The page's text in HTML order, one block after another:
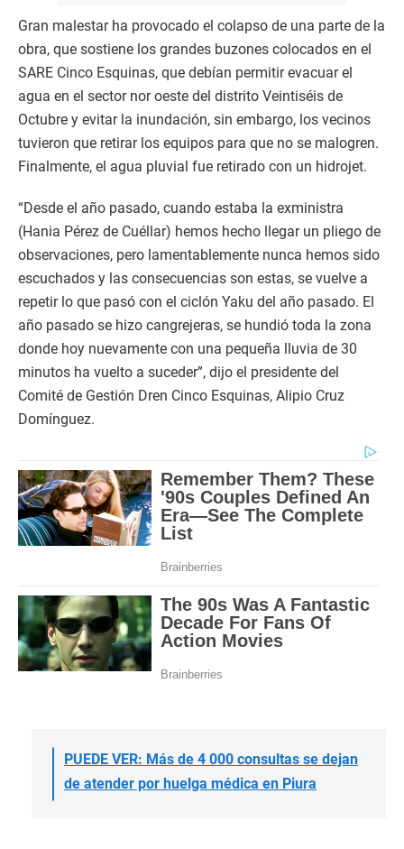
Gran malestar ha provocado el colapso de una parte de la
obra, que sostiene los grandes buzones colocados en el
SARE Cinco Esquinas, que debían permitir evacuar el
agua en el sector nor oeste del distrito Veintiséis de
Octubre y evitar la inundación, sin embargo, los vecinos
tuvieron que retirar los equipos para que no se malogren.
Finalmente, el agua pluvial fue retirado con un hidrojet.
“Desde el año pasado, cuando estaba la exministra
(Hania Pérez de Cuéllar) hemos hecho llegar un pliego de
observaciones, pero lamentablemente nunca hemos sido
escuchados y las consecuencias son estas, se vuelve a
repetir lo que pasó con el ciclón Yaku del año pasado. El
año pasado se hizo cangrejeras, se hundió toda la zona
donde hoy nuevamente con una pequeña lluvia de 30
minutos ha vuelto a suceder”, dijo el presidente del
Comité de Gestión Dren Cinco Esquinas, Alipio Cruz
Domínguez.
PUEDE VER: Más de 4 000 consultas se dejan
de atender por huelga médica en Piura